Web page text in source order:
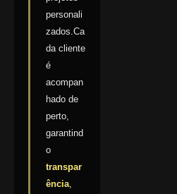
personali
zados.Ca
da cliente
é
acompan
hado de
perto,
garantind
o
transpar
ência